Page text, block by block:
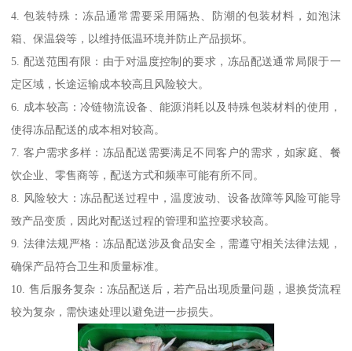
4. 包装特殊：冻品通常需要采用隔热、防潮的包装材料，如泡沫
箱、保温袋等，以维持低温环境并防止产品损坏。
5. 配送范围有限：由于对温度控制的要求，冻品配送通常局限于一
定区域，长途运输成本较高且风险较大。
6. 成本较高：冷链物流设备、能源消耗以及特殊包装材料的使用，
使得冻品配送的成本相对较高。
7. 客户需求多样：冻品配送需要满足不同客户的需求，如家庭、餐
饮企业、零售商等，配送方式和频率可能有所不同。
8. 风险较大：冻品配送过程中，温度波动、设备故障等风险可能导
致产品变质，因此对配送过程的管理和监控要求较高。
9. 法律法规严格：冻品配送涉及食品安全，需遵守相关法律法规，
确保产品符合卫生和质量标准。
10. 售后服务复杂：冻品配送后，若产品出现质量问题，退换货流程
较为复杂，需快速处理以避免进一步损失。